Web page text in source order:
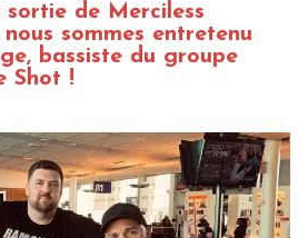
de Merciless
sommes entretenu
bassiste du groupe
Shot !